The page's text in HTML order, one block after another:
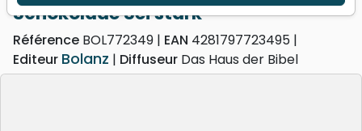
Schokolade Sei stark
Référence BOL772349 EAN 4281797723495
Editeur Bolanz Diffuseur Das Haus der Bibel